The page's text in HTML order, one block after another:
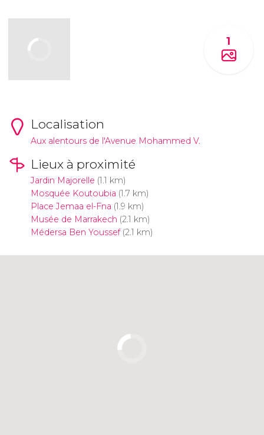
1
Localisation
Aux alentours de l'Avenue Mohammed V.
Lieux à proximité
Jardin Majorelle (1.1 km)
Mosquée Koutoubia (1.7 km)
Place Jemaa el-Fna (1.9 km)
Musée de Marrakech (2.1 km)
Médersa Ben Youssef(2.1 km)